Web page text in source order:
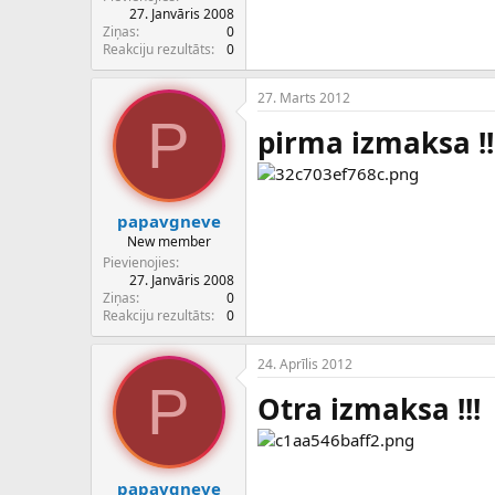
27. Janvāris 2008
Ziņas
0
Reakciju rezultāts
0
P
papavgneve
New member
Pievienojies
27. Janvāris 2008
Ziņas
0
Reakciju rezultāts
0
27. Marts 2012
pirma izmaksa
P
papavgneve
24. Aprīlis 2012
Otra izmaksa !!!